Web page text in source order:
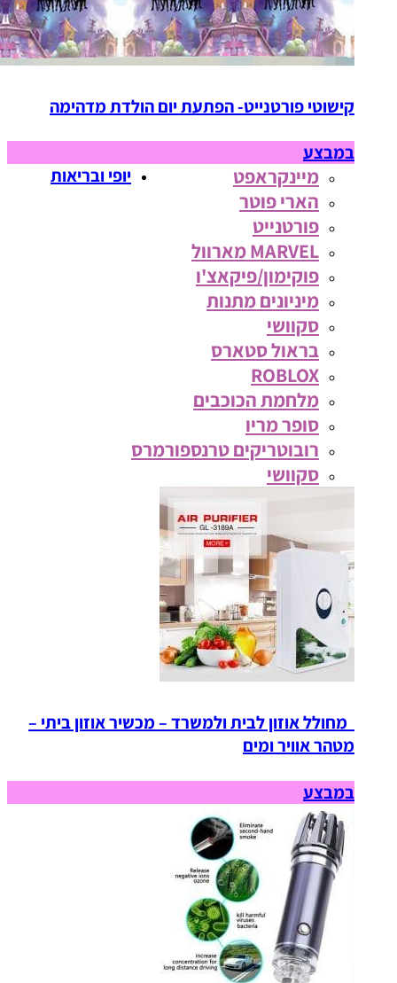
קישוטי פורטנייט- הפתעת יום הולדת מדהימה
במבצע
מיינקראפט
הארי פוטר
פורטנייט
MARVEL מארוול
פוקימון/פיקאצ'ו
מיניונים מתנות
סקוושי
בראול סטארס
ROBLOX
מלחמת הכוכבים
סופר מריו
רובוטריקים טרנספורמרס
סקוושי
יופי ובריאות
מחולל אוזון לבית ולמשרד – מכשיר אוזון ביתי –
מטהר אוויר ומים
במבצע